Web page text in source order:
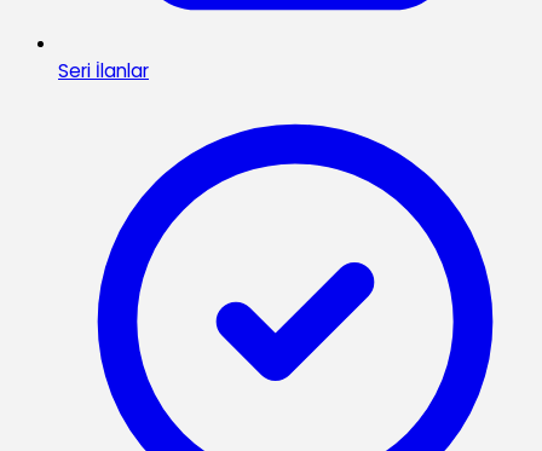
Seri İlanlar